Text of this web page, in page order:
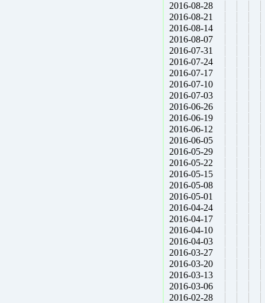
2016-08-28
2016-08-21
2016-08-14
2016-08-07
2016-07-31
2016-07-24
2016-07-17
2016-07-10
2016-07-03
2016-06-26
2016-06-19
2016-06-12
2016-06-05
2016-05-29
2016-05-22
2016-05-15
2016-05-08
2016-05-01
2016-04-24
2016-04-17
2016-04-10
2016-04-03
2016-03-27
2016-03-20
2016-03-13
2016-03-06
2016-02-28